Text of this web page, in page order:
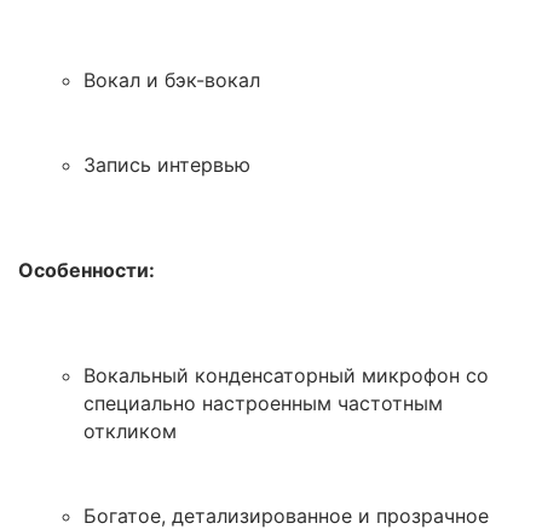
Вокал и бэк-вокал
Запись интервью
Особенности:
Вокальный конденсаторный микрофон со
специально настроенным частотным
откликом
Богатое, детализированное и прозрачное